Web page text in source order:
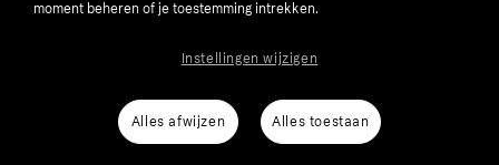
number: 556737-0431
Cookies Klarna.com
moment beheren of je toestemming intrekken.
Alles afwijzen Alles toestaan
Instellingen wijzigen